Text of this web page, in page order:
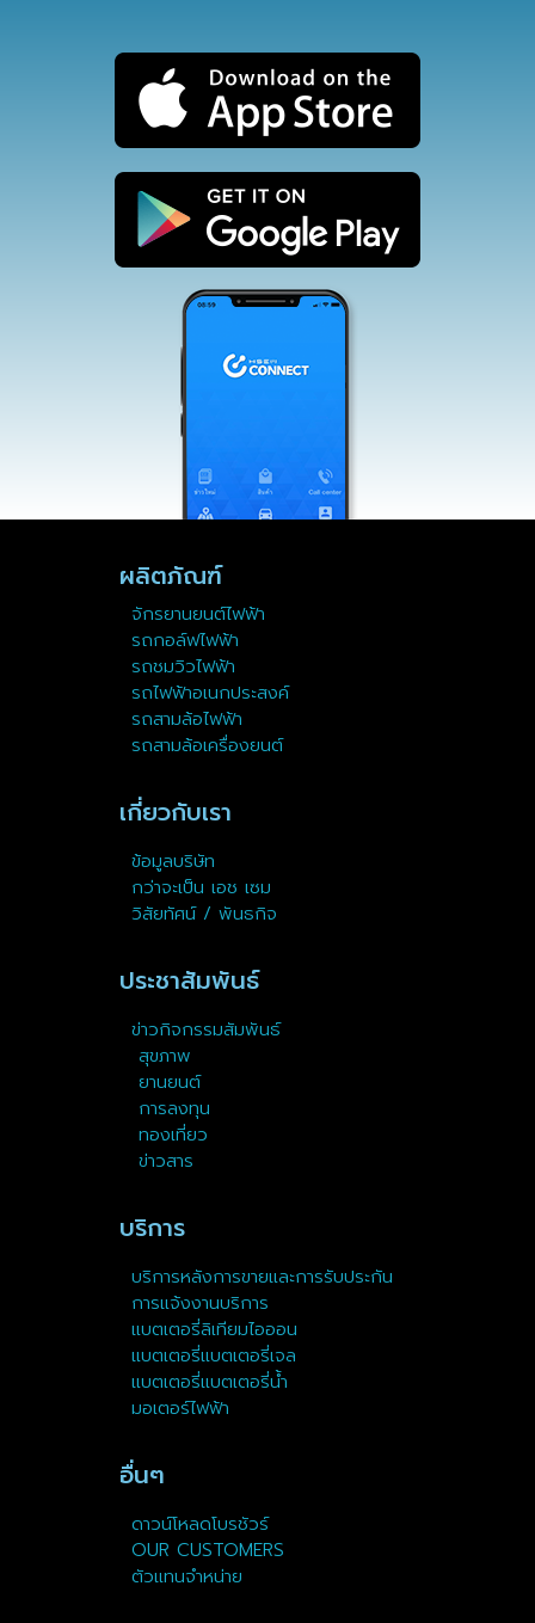
ผลิตภัณฑ์
จักรยานยนต์ไฟฟ้า
รถกอล์ฟไฟฟ้า
รถชมวิวไฟฟ้า
รถไฟฟ้าอเนกประสงค์
รถสามล้อไฟฟ้า
รถสามล้อเครื่องยนต์
เกี่ยวกับเรา
ข้อมูลบริษัท
กว่าจะเป็น เอช เซม
วิสัยทัศน์ / พันธกิจ
ประชาสัมพันธ์
ข่าวกิจกรรมสัมพันธ์
สุขภาพ
ยานยนต์
การลงทุน
ทองเที่ยว
ข่าวสาร
บริการ
บริการหลังการขายและการรับประกัน
การแจ้งงานบริการ
แบตเตอรี่ลิเทียมไอออน
แบตเตอรี่แบตเตอรี่เจล
แบตเตอรี่แบตเตอรี่น้ำ
มอเตอร์ไฟฟ้า
อื่นๆ
ดาวน์โหลดโบรชัวร์
OUR CUSTOMERS
ตัวแทนจำหน่าย